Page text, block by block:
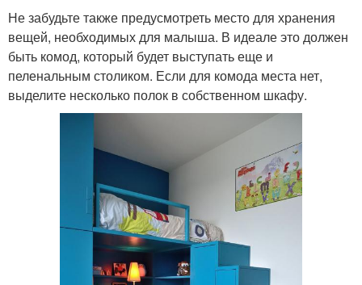
Не забудьте также предусмотреть место для хранения
вещей, необходимых для малыша. В идеале это должен
быть комод, который будет выступать еще и
пеленальным столиком. Если для комода места нет,
выделите несколько полок в собственном шкафу.